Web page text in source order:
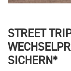
STREET
SICHERN*